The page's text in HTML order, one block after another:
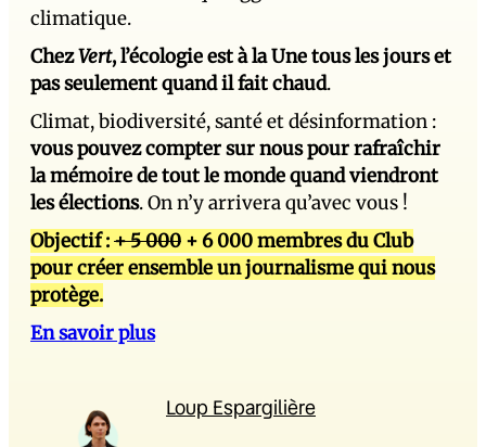
climatique.
ChezVert, l’écologie est à la Une tous les jours et
pas seulement quand il fait chaud.
Climat, biodiversité, santé et désinformation :
vous pouvez compter sur nous pour rafraîchir
la mémoire de tout le monde quand viendront
les élections. On n’y arrivera qu’avec vous !
Objectif :+ 5 000 + 6 000 membres du Club
pour créer ensemble un journalisme qui nous
protège.
En savoir plus
Loup Espargilière